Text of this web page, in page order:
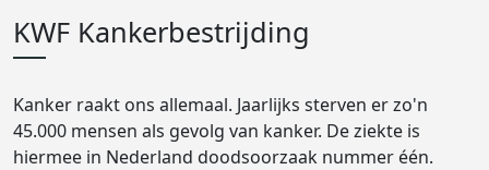
KWF Kankerbestrijding
Kanker raakt ons allemaal. Jaarlijks sterven er zo'n
45.000 mensen als gevolg van kanker. De ziekte is
hiermee in Nederland doodsoorzaak nummer één.